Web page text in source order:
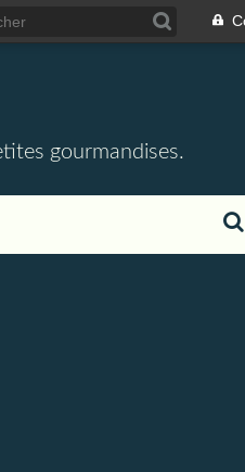
gourmandises.